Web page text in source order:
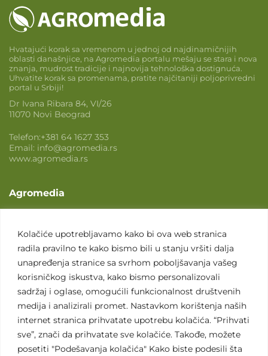
Kolačiće upotrebljavamo kako bi ova web stranica
radila pravilno te kako bismo bili u stanju vršiti dalja
unapređenja stranice sa svrhom poboljšavanja vašeg
korisničkog iskustva, kako bismo personalizovali
sadržaj i oglase, omogućili funkcionalnost društvenih
medija i analizirali promet. Nastavkom korištenja naših
internet stranica prihvatate upotrebu kolačića. “Prihvati
sve”, znači da prihvatate sve kolačiće. Takođe, možete
posetiti "Podešavanja kolačića" Kako biste podesili šta
Hvatajući korak sa vremenom u jednoj od najdinamičnijih
oblasti današnjice, na Agromedia portalu mešaju se stara i nova
znanja, mudrost tradicije i najnovija tehnološka dostignuća.
Uhvatite korak sa promenama, pratite najčitaniji poljoprivredni
portal u Srbiji!
Dr Ivana Ribara 84, VI/26
11070 Novi Beograd
Telefon:+381 64 1627 353
Email: info@agromedia.rs
www.agromedia.rs
Agromedia
Svet poljoprivrede
Marketing usluge
Tražimo saradnike
Kontakt
Kontakt